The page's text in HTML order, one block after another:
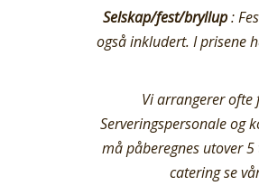
Selskap/fest/bryllup:
også inkludert. I prisene
Vi arrangerer ofte
Serveringspersonale og
må påberegnes utover
catering se